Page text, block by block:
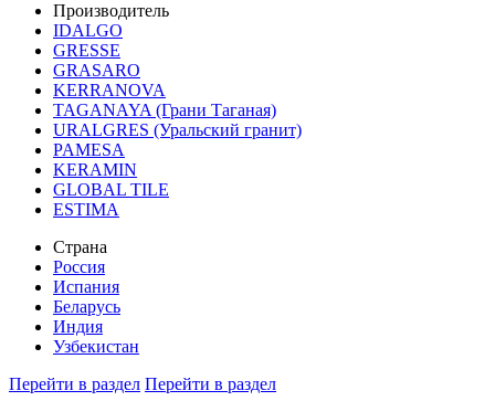
Производитель
IDALGO
GRESSE
GRASARO
KERRANOVA
TAGANAYA (Грани Таганая)
URALGRES (Уральский гранит)
PAMESA
KERAMIN
GLOBAL TILE
ESTIMA
Страна
Россия
Испания
Беларусь
Индия
Узбекистан
Перейти в раздел Перейти в раздел